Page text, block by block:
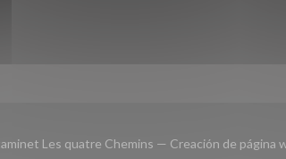
Les quatre Chemins — Creación de página